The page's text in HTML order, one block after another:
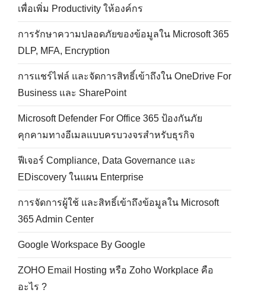
เพื่อเพิ่ม Productivity ให้องค์กร
การรักษาความปลอดภัยของข้อมูลใน Microsoft 365
DLP, MFA, Encryption
การแชร์ไฟล์ และจัดการสิทธิ์เข้าถึงใน OneDrive For
Business และ SharePoint
Microsoft Defender For Office 365 ป้องกันภัย
คุกคามทางอีเมลแบบครบวงจรสำหรับธุรกิจ
ฟีเจอร์ Compliance, Data Governance และ
EDiscovery ในแผน Enterprise
การจัดการผู้ใช้ และสิทธิ์เข้าถึงข้อมูลใน Microsoft
365 Admin Center
Google Workspace By Google
ZOHO Email Hosting หรือ Zoho Workplace คือ
อะไร ?